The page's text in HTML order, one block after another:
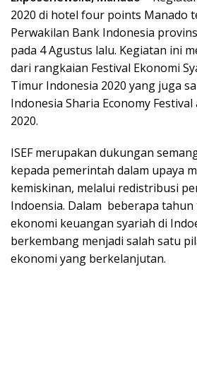
2020 di hotel four points Manado
Perwakilan Bank Indonesia
pada 4 Agustus lalu. Kegiatan ini
dari rangkaian Festival Ekonomi
Timur Indonesia 2020 yang juga
Indonesia Sharia Economy Festival
2020.
ISEF merupakan dukungan
kepada pemerintah dalam upaya
kemiskinan, melalui redistribusi
Indoensia. Dalam beberapa
ekonomi keuangan syariah di
berkembang menjadi salah satu
ekonomi yang berkelanjutan.